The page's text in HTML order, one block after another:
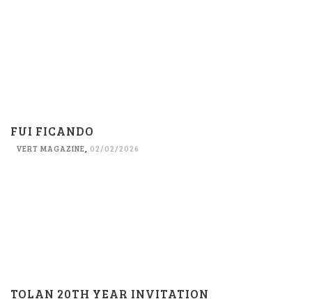
FUI FICANDO
VERT MAGAZINE, 02/02/2026
TOLAN 20TH YEAR INVITATION